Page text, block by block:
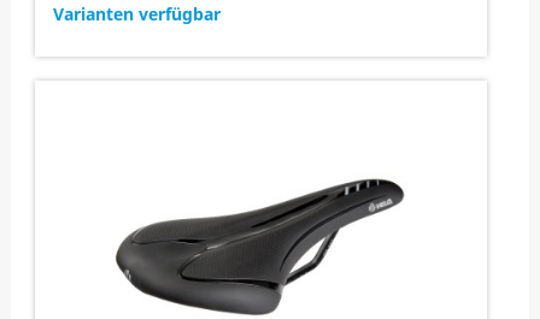
Varianten verfügbar